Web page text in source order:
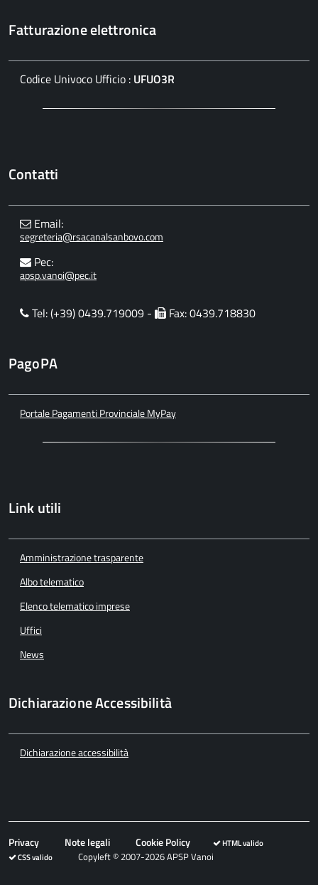
Fatturazione elettronica
Codice Univoco Ufficio : UFUO3R
Contatti
Email:
segreteria@rsacanalsanbovo.com
Pec:
apsp.vanoi@pec.it
Tel: (+39) 0439.719009 - Fax: 0439.718830
PagoPA
Portale Pagamenti Provinciale MyPay
Link utili
Amministrazione trasparente
Albo telematico
Elenco telematico imprese
Uffici
News
Dichiarazione Accessibilità
Dichiarazione accessibilità
Privacy Note legali Cookie Policy
HTML valido
CSS valido
Copyleft © 2007-2026 APSP Vanoi